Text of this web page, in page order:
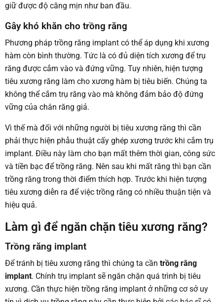
giữ được độ căng mịn như ban đầu.
Gây khó khăn cho trồng răng
Phương pháp trồng răng implant có thể áp dụng khi xương
hàm còn bình thường. Tức là có đủ diện tích xương để trụ
răng được cắm vào và đứng vững. Tuy nhiên, hiện tượng
tiêu xương răng làm cho xương hàm bị tiêu biến. Chúng ta
không thể cắm trụ răng vào mà không đảm bảo độ đứng
vững của chân răng giả.
Vì thế mà đối với những người bị tiêu xương răng thì cần
phải thực hiện phẫu thuật cấy ghép xương trước khi cắm trụ
implant. Điều này làm cho bạn mất thêm thời gian, công sức
và tiền bạc để trồng răng. Nên sau khi mất răng thì bạn cần
trồng răng trong thời điểm thích hợp. Trước khi hiện tượng
tiêu xương diễn ra để việc trồng răng có nhiều thuận tiện và
hiệu quả.
Làm gì để ngăn chặn tiêu xương răng?
Trồng răng implant
Để tránh bị tiêu xương răng thì chúng ta cần trồng răng
implant. Chính trụ implant sẽ ngăn chặn quá trình bị tiêu
xương. Cần thực hiện trồng răng implant ở những cơ sở uy